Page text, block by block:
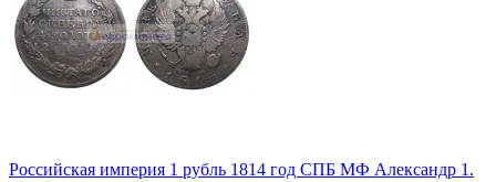
Российская империя 1 рубль 1814 год СПБ МФ Александр 1.